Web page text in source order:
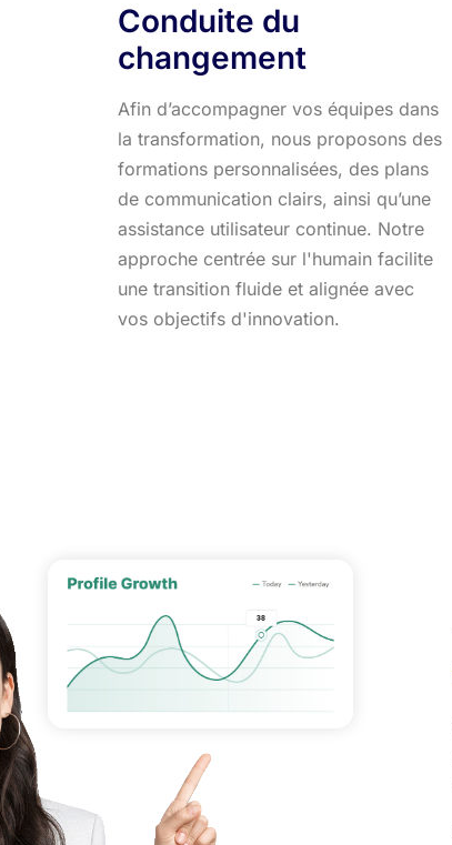
Conduite du
changement
Afin d’accompagner vos équipes dans
la transformation, nous proposons des
formations personnalisées, des plans
de communication clairs, ainsi qu’une
assistance utilisateur continue. Notre
approche centrée sur l'humain facilite
une transition fluide et alignée avec
vos objectifs d'innovation.​